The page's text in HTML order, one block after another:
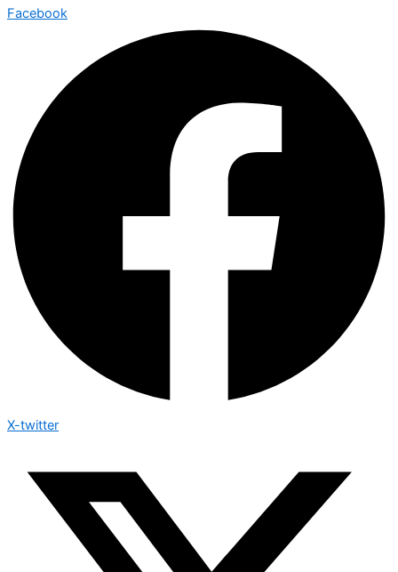
Facebook
X-twitter